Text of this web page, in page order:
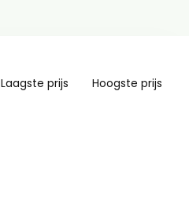
Laagste prijs Hoogste prijs